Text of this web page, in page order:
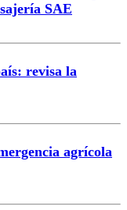
SAE
revisa la
agrícola